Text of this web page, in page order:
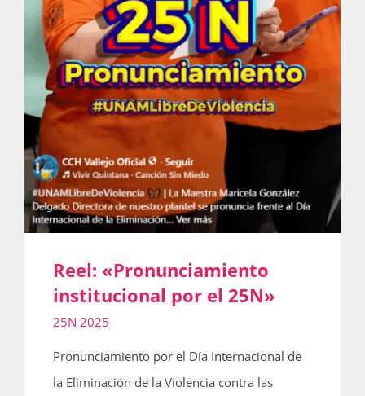
Reel: «Pronunciamiento
institucional por el 25N»
25N 2025
Pronunciamiento por el Día Internacional de
la Eliminación de la Violencia contra las